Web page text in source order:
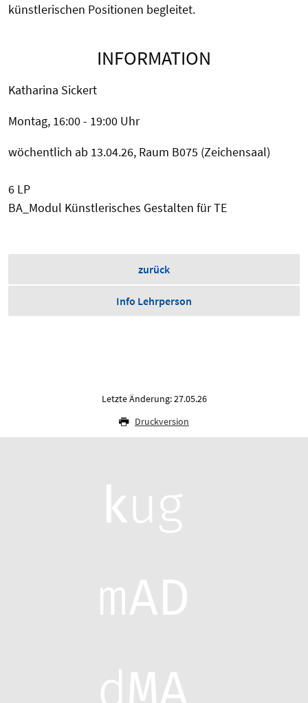
künstlerischen Positionen begleitet.
INFORMATION
Katharina Sickert
Montag, 16:00 - 19:00 Uhr
wöchentlich ab 13.04.26, Raum B075 (Zeichensaal)
6 LP
BA_Modul Künstlerisches Gestalten für TE
zurück
Info Lehrperson
Letzte Änderung: 27.05.26
Druckversion